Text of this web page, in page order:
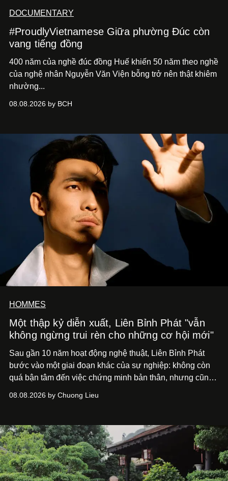
DOCUMENTARY
#ProudlyVietnamese Giữa phường Đúc còn
vang tiếng đồng
400 năm của nghề đúc đồng Huế khiến 50 năm theo nghề
của nghệ nhân Nguyễn Văn Viện bỗng trở nên thật khiêm
nhường...
08.08.2026 by BCH
HOMMES
Một thập kỷ diễn xuất, Liên Bỉnh Phát "vẫn
không ngừng trui rèn cho những cơ hội mới"
Sau gần 10 năm hoạt động nghệ thuật, Liên Bỉnh Phát
bước vào một giai đoạn khác của sự nghiệp: không còn
quá bận tâm đến việc chứng minh bản thân, nhưng cũng
phim điện ảnh trong nửa đầu 2026 đến hành trình trở lại
bằng một tâm thế điềm tĩnh hơn. Anh tiếp tục học hỏi, trau
dồi và chờ đợi những vai diễn đủ sức đưa mình đến
những vùng đất mới. Ở tuổi ngoài 30, điều anh theo đuổi
không phải những đích đến quá lớn, mà là khả năng luôn
tiến về phía trước.
08.08.2026 by Chuong Lieu